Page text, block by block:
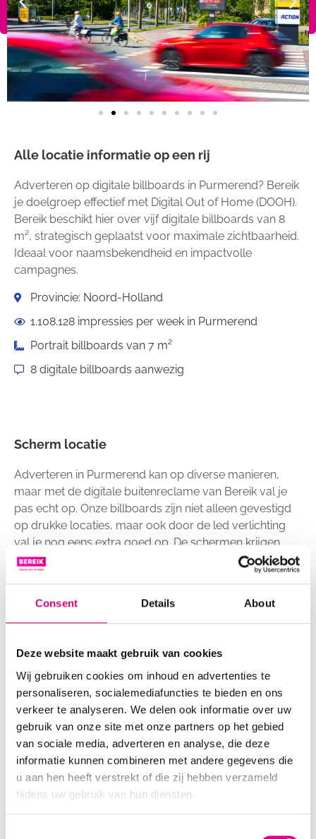
Consent Details About
Deze website maakt gebruik van cookies
Wij gebruiken cookies om inhoud en advertenties te
personaliseren, socialemediafuncties te bieden en ons
verkeer te analyseren. We delen ook informatie over uw
gebruik van onze site met onze partners op het gebied
van sociale media, adverteren en analyse, die deze
informatie kunnen combineren met andere gegevens die
u aan hen heeft verstrekt of die zij hebben verzameld
tijdens uw gebruik van hun diensten.
Alle locatie informatie op een rij
Adverteren op digitale billboards in Purmerend? Bereik
je doelgroep effectief met Digital Out of Home (DOOH).
Bereik beschikt hier over vijf digitale billboards van 8
m², strategisch geplaatst voor maximale zichtbaarheid.
Ideaal voor naamsbekendheid en impactvolle
campagnes.
Provincie: Noord-Holland
1.108.128 impressies per week in Purmerend
Portrait billboards van 7 m²
8 digitale billboards aanwezig
Scherm locatie
Adverteren in Purmerend kan op diverse manieren,
maar met de digitale buitenreclame van Bereik val je
pas echt op. Onze billboards zijn niet alleen gevestigd
op drukke locaties, maar ook door de led verlichting
val je nog eens extra goed op. De schermen krijgen
hierdoor een hogere attentiewaarde en is ook in de
nacht en tijdens regenachtige of bewolkte dagen goed
verzekerd van veel zichtbaarheid en profiteer je van de
kracht van herhaling.
Burg. D. Kooimanweg
IJsselmeerlaan
Laan der Continenten (N235)
Verzetslaan (N235)
Waterlandlaan